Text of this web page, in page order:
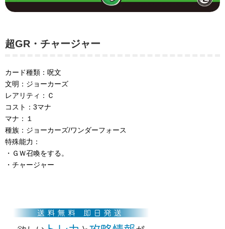
超GR・チャージャー
カード種類：呪文
文明：ジョーカーズ
レアリティ：Ｃ
コスト：3マナ
マナ：１
種族：ジョーカーズ/ワンダーフォース
特殊能力：
・ＧＷ召喚をする。
・チャージャー